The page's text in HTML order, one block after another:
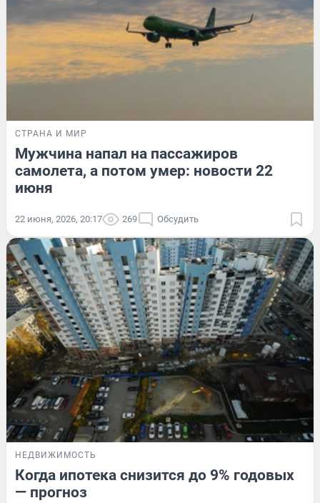
СТРАНА И МИР
Мужчина напал на пассажиров
самолета, а потом умер: новости 22
июня
22 июня, 2026, 20:17 269 Обсудить
НЕДВИЖИМОСТЬ
Когда ипотека снизится до 9% годовых
— прогноз